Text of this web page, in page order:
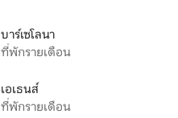
บาร์เซโลนา
ที่พักรายเดือน
เอเธนส์
ที่พักรายเดือน